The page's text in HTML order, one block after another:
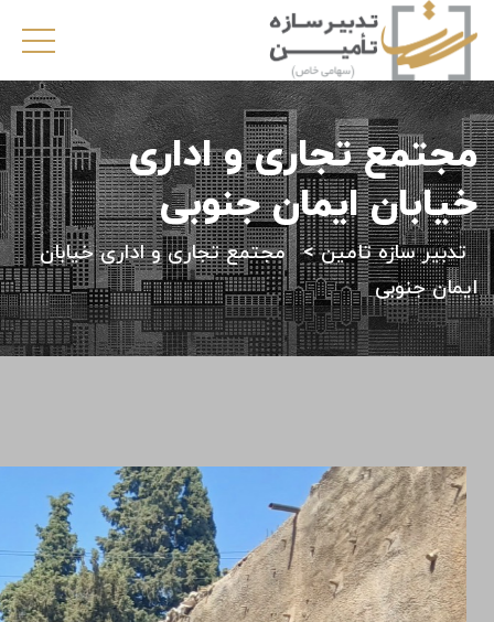
مجتمع تجاری و اداری
خیابان ایمان جنوبی
تدبیر سازه تامین> مجتمع تجاری و اداری خیابان
ایمان جنوبی